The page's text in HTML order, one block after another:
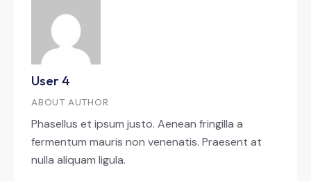
User 4
ABOUT AUTHOR
Phasellus et ipsum justo. Aenean fringilla a
fermentum mauris non venenatis. Praesent at
nulla aliquam ligula.